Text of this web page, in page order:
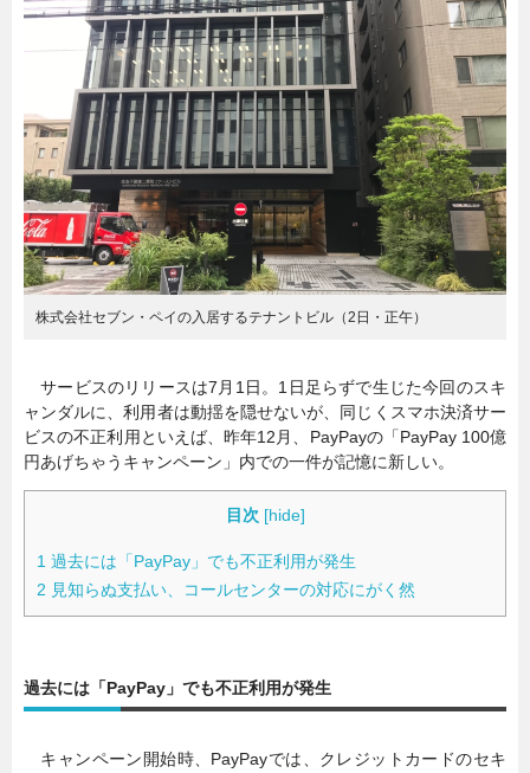
株式会社セブン・ペイの入居するテナントビル（2日・正午）
サービスのリリースは7月1日。1日足らずで生じた今回のスキ
ャンダルに、利用者は動揺を隠せないが、同じくスマホ決済サー
ビスの不正利用といえば、昨年12月、PayPayの「PayPay 100億
円あげちゃうキャンペーン」内での一件が記憶に新しい。
目次 [hide]
1 過去には「PayPay」でも不正利用が発生
2 見知らぬ支払い、コールセンターの対応にがく然
過去には「PayPay」でも不正利用が発生
キャンペーン開始時、PayPayでは、クレジットカードのセキ